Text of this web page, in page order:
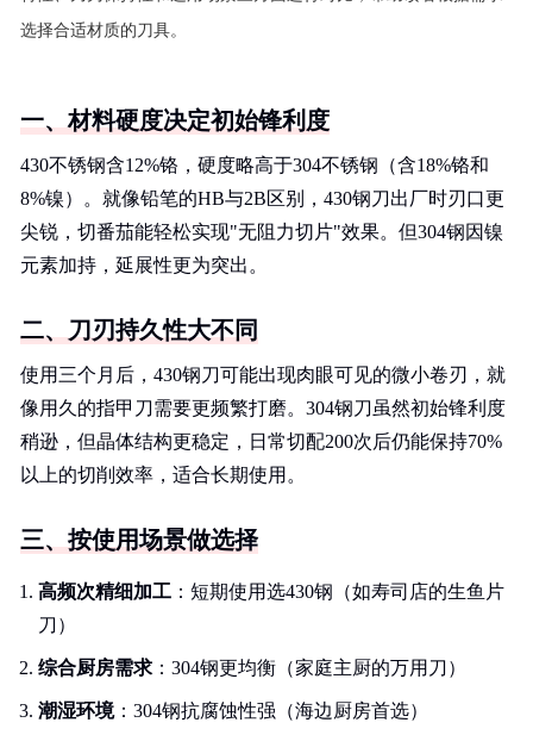
选择合适材质的刀具。
一、材料硬度决定初始锋利度
430不锈钢含12%铬，硬度略高于304不锈钢（含18%铬和
8%镍）。就像铅笔的HB与2B区别，430钢刀出厂时刃口更
尖锐，切番茄能轻松实现"无阻力切片"效果。但304钢因镍
元素加持，延展性更为突出。
二、刀刃持久性大不同
使用三个月后，430钢刀可能出现肉眼可见的微小卷刃，就
像用久的指甲刀需要更频繁打磨。304钢刀虽然初始锋利度
稍逊，但晶体结构更稳定，日常切配200次后仍能保持70%
以上的切削效率，适合长期使用。
三、按使用场景做选择
高频次精细加工 ：短期使用选430钢（如寿司店的生鱼片
刀）
综合厨房需求 ：304钢更均衡（家庭主厨的万用刀）
潮湿环境：304钢抗腐蚀性强（海边厨房首选）